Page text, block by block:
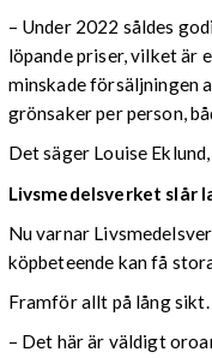
– Under 2022 såldes
löpande priser, vilket är
minskade försäljningen
grönsaker per person,
Det säger Louise
Livsmedelsverket slår
Nu varnar
köpbeteende kan få
Framför allt på lång sikt.
– Det här är väldigt